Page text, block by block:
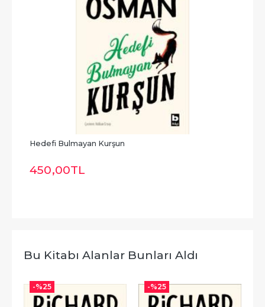
Hedefi Bulmayan Kurşun
450,00TL
Bu Kitabı Alanlar Bunları Aldı
-%25 -%25